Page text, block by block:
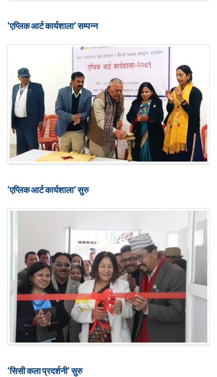
‘एप्लिक आर्ट कार्यशाला’ सम्पन्न
‘एप्लिक आर्ट कार्यशाला’ सुरु
‘सिसी कला प्रदर्शनी’ सुरु